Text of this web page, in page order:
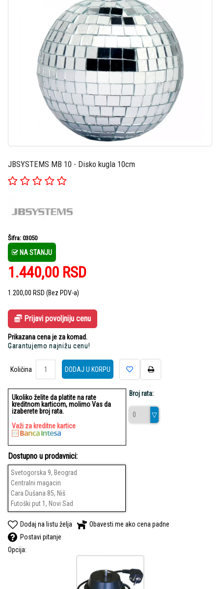
JBSYSTEMS MB 10 - Disko kugla 10cm
Šifra: 03050
NA STANJU
1.440,00 RSD
1.200,00 RSD (Bez PDV-a)
Prijavi povoljniju cenu
Prikazana cena je za komad.
Garantujemo najnižu cenu!
Količina
Količina
DODAJ U KORPU
Ukoliko želite da platite na rate
kreditnom karticom, molimo Vas da
izaberete broj rata.
Važi za kreditne kartice
Broj rata:
Dostupno u prodavnici:
Svetogorska 9, Beograd
Centralni magacin
Cara Dušana 85, Niš
Futoški put 1, Novi Sad
Dodaj na listu želja
Obavesti me ako cena padne
Postavi pitanje
Opcija: